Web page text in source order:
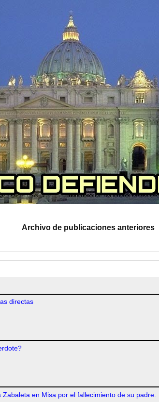
Archivo de publicaciones anteriores
directas
en Misa por el fallecimiento de su padre.